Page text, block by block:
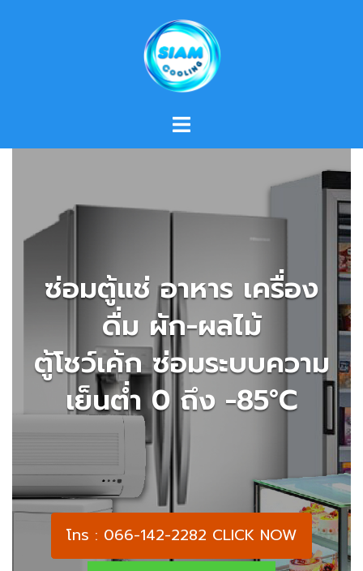
ซ่อมตู้แช่ อาหาร เครื่อง
ดื่ม ผัก-ผลไม้
ตู้โชว์เค้ก ซ่อมระบบความ
เย็นต่ำ 0 ถึง -85°C
โทร : 066-142-2282 CLICK NOW